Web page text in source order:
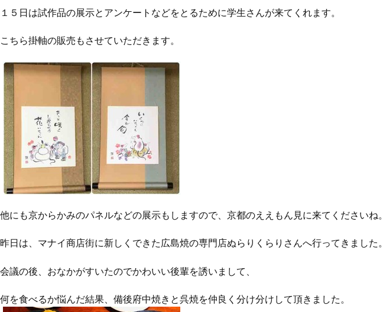
１５日は試作品の展示とアンケートなどをとるために学生さんが来てくれます。
こちら掛軸の販売もさせていただきます。
他にも京からかみのパネルなどの展示もしますので、京都のええもん見に来てくださいね。
昨日は、マナイ商店街に新しくできた広島焼の専門店ぬらりくらりさんへ行ってきました。
会議の後、おなかがすいたのでかわいい後輩を誘いまして、
何を食べるか悩んだ結果、備後府中焼きと呉焼を仲良く分け分けして頂きました。